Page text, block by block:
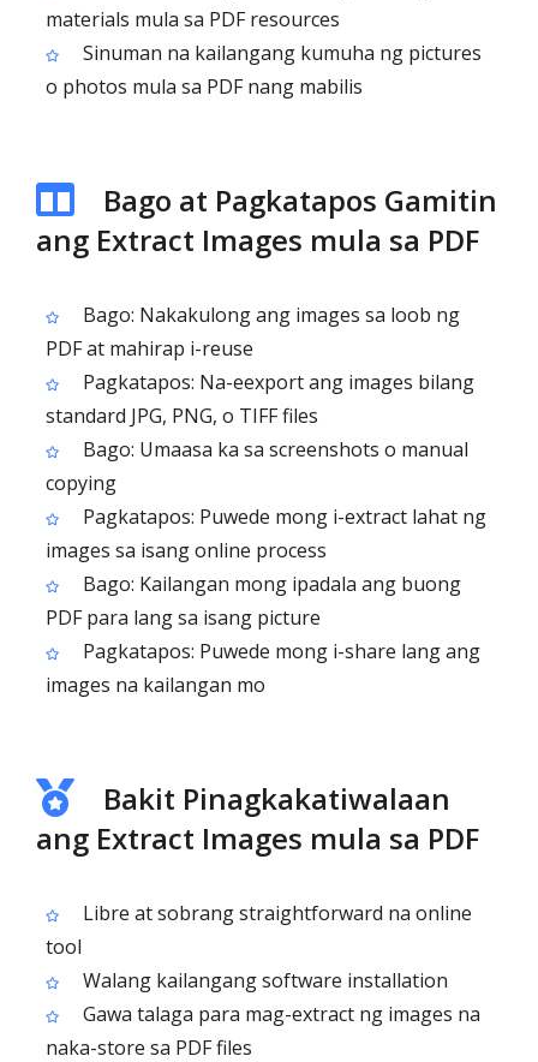
materials mula sa PDF resources
Sinuman na kailangang kumuha ng pictures
o photos mula sa PDF nang mabilis
Bago at Pagkatapos Gamitin
ang Extract Images mula sa PDF
Bago: Nakakulong ang images sa loob ng
PDF at mahirap i-reuse
Pagkatapos: Na-eexport ang images bilang
standard JPG, PNG, o TIFF files
Bago: Umaasa ka sa screenshots o manual
copying
Pagkatapos: Puwede mong i-extract lahat ng
images sa isang online process
Bago: Kailangan mong ipadala ang buong
PDF para lang sa isang picture
Pagkatapos: Puwede mong i-share lang ang
images na kailangan mo
Bakit Pinagkakatiwalaan
ang Extract Images mula sa PDF
Libre at sobrang straightforward na online
tool
Walang kailangang software installation
Gawa talaga para mag-extract ng images na
naka-store sa PDF files